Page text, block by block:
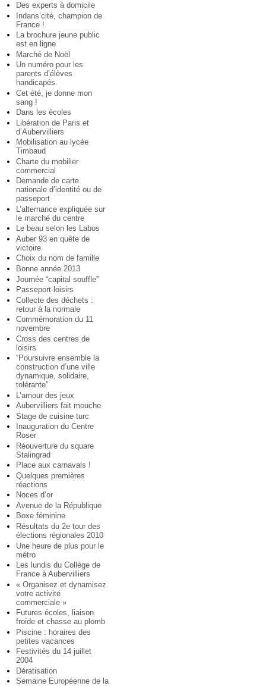
Des experts à domicile
Indans’cité, champion de
France !
La brochure jeune public
est en ligne
Marché de Noël
Un numéro pour les
parents d’élèves
handicapés.
Cet été, je donne mon
sang !
Dans les écoles
Libération de Paris et
d’Aubervilliers
Mobilisation au lycée
Timbaud
Charte du mobilier
commercial
Demande de carte
nationale d’identité ou de
passeport
L’alternance expliquée sur
le marché du centre
Le beau selon les Labos
Auber 93 en quête de
victoire
Choix du nom de famille
Bonne année 2013
Journée “capital souffle”
Passeport-loisirs
Collecte des déchets :
retour à la normale
Commémoration du 11
novembre
Cross des centres de
loisirs
“Poursuivre ensemble la
construction d’une ville
dynamique, solidaire,
tolérante”
L’amour des jeux
Aubervilliers fait mouche
Stage de cuisine turc
Inauguration du Centre
Roser
Réouverture du square
Stalingrad
Place aux carnavals !
Quelques premières
réactions
Noces d’or
Avenue de la République
Boxe féminine
Résultats du 2e tour des
élections régionales 2010
Une heure de plus pour le
métro
Les lundis du Collège de
France à Aubervilliers
« Organisez et dynamisez
votre activité
commerciale »
Futures écoles, liaison
froide et chasse au plomb
Piscine : horaires des
petites vacances
Festivités du 14 juillet
2004
Dératisation
Semaine Européenne de la